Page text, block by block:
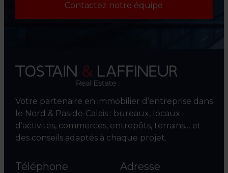
Contactez notre équipe
Votre partenaire en immobilier d’entreprise dans
le Nord & Pas‑de‑Calais : bureaux, locaux
d’activités, commerces, entrepôts, terrains… et
des conseils adaptés à chaque projet.
Téléphone Adresse